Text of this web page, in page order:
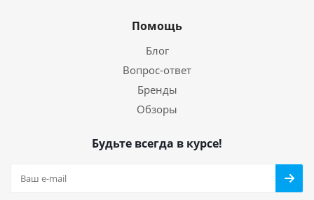
Помощь
Блог
Вопрос-ответ
Бренды
Обзоры
Будьте всегда в курсе!